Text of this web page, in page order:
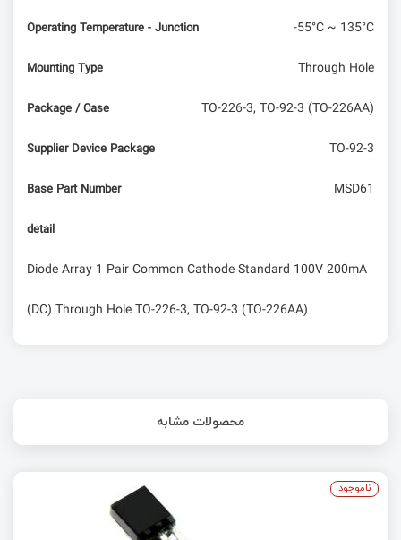
Operating Temperature - Junction -55°C ~ 135°C
Mounting Type Through Hole
Package / Case TO-226-3, TO-92-3 (TO-226AA)
Supplier Device Package TO-92-3
Base Part Number MSD61
detail
Diode Array 1 Pair Common Cathode Standard 100V 200mA
(DC) Through Hole TO-226-3, TO-92-3 (TO-226AA)
محصولات مشابه
ناموجود